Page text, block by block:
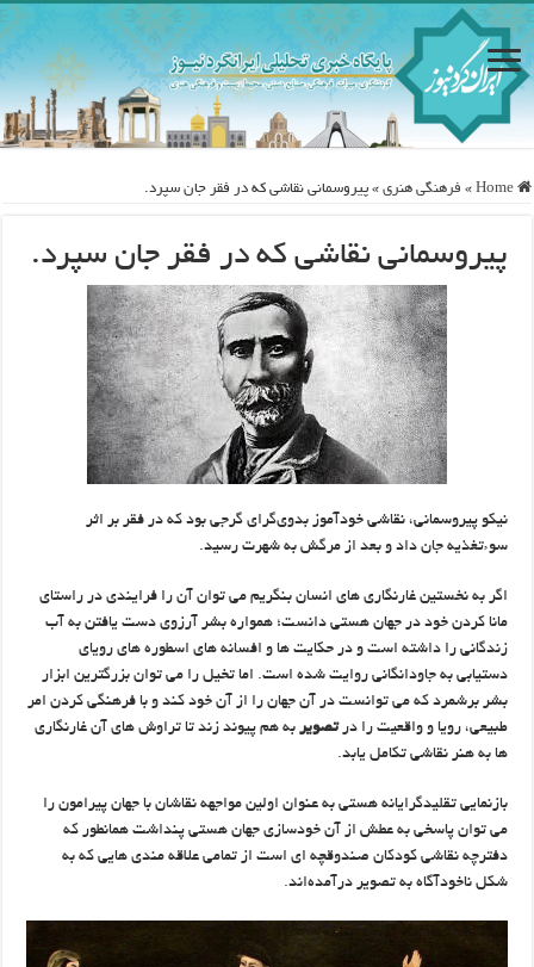
Home
» فرهنگی هنری » پیروسمانی نقاشی که در فقر جان سپرد.
پیروسمانی نقاشی که در فقر جان سپرد.
نیکو پیروسمانی، نقاشی خودآموز بدوی‌گرای گرجی بود که در فقر بر اثر
سوءتغذیه جان داد و بعد از مرگش به شهرت رسید.
اگر به نخستین غارنگاری های انسان بنگریم می توان آن را فرایندی در راستای
مانا کردن خود در جهان هستی دانست؛ همواره بشر آرزوی دست یافتن به آب
زندگانی را داشته است و در حکایت ها و افسانه های اسطوره های رویای
دستیابی به جاودانگانی روایت شده است. اما تخیل را می توان بزرگترین ابزار
بشر برشمرد که می توانست در آن جهان را از آن خود کند و با فرهنگی کردن امر
طبیعی، رویا و واقعیت را درتصویر به هم پیوند زند تا تراوش های آن غارنگاری
ها به هنر نقاشی تکامل یابد.
بازنمایی تقلیدگرایانه هستی به عنوان اولین مواجهه نقاشان با جهان پیرامون را
می توان پاسخی به عطش از آن خودسازی جهان هستی پنداشت همانطور که
دفترچه نقاشی کودکان صندوقچه ای است از تمامی علاقه مندی هایی که به
شکل ناخودآگاه به تصویر درآمده‌اند.